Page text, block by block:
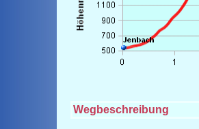
Wegbeschreibung